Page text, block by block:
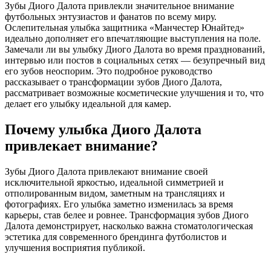
Зубы Диого Далота привлекли значительное внимание
футбольных энтузиастов и фанатов по всему миру.
Ослепительная улыбка защитника «Манчестер Юнайтед»
идеально дополняет его впечатляющие выступления на поле.
Замечали ли вы улыбку Диого Далота во время празднований,
интервью или постов в социальных сетях — безупречный вид
его зубов неоспорим. Это подробное руководство
рассказывает о трансформации зубов Диого Далота,
рассматривает возможные косметические улучшения и то, что
делает его улыбку идеальной для камер.
Почему улыбка Диого Далота
привлекает внимание?
Зубы Диого Далота привлекают внимание своей
исключительной яркостью, идеальной симметрией и
отполированным видом, заметным на трансляциях и
фотографиях. Его улыбка заметно изменилась за время
карьеры, став белее и ровнее. Трансформация зубов Диого
Далота демонстрирует, насколько важна стоматологическая
эстетика для современного брендинга футболистов и
улучшения восприятия публикой.